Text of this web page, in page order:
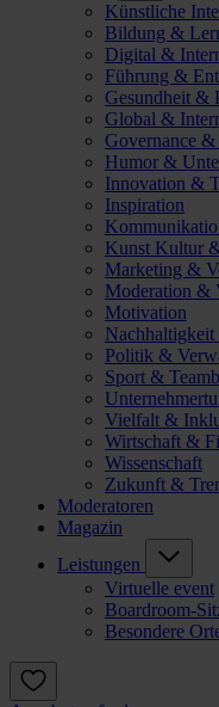
Künstliche
Bildung &
Digital &
Führung &
Gesundheit &
Global &
Governance
Humor &
Innovation &
Inspiration
Kunst Kultur
Marketing &
Moderation &
Motivation
Politik &
Sport &
Vielfalt &
Wirtschaft &
Wissenschaft
Zukunft &
Moderatoren
Magazin
Leistungen
Virtuelle event
Boardroom-
Besondere